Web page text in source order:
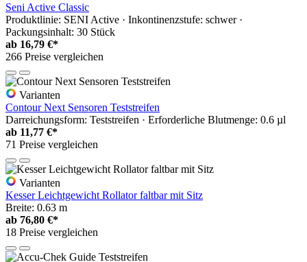
Seni Active Classic
Produktlinie: SENI Active · Inkontinenzstufe: schwer ·
Packungsinhalt: 30 Stück
ab 16,79 €*
266 Preise vergleichen
Varianten
Contour Next Sensoren Teststreifen
Darreichungsform: Teststreifen · Erforderliche Blutmenge: 0.6 µl
ab 11,77 €*
71 Preise vergleichen
Varianten
Kesser Leichtgewicht Rollator faltbar mit Sitz
Breite: 0.63 m
ab 76,80 €*
18 Preise vergleichen